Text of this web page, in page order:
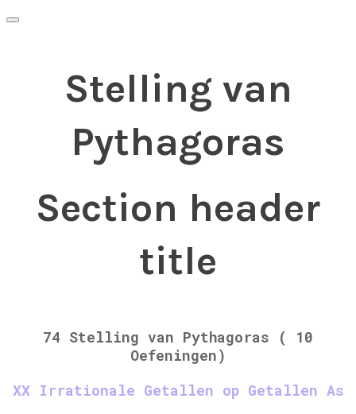
Stelling van
Pythagoras
Section header
title
74 Stelling van Pythagoras ( 10
Oefeningen)
XX Irrationale Getallen op Getallen As